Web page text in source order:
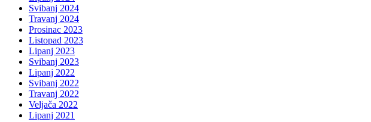
Svibanj 2024
Travanj 2024
Prosinac 2023
Listopad 2023
Lipanj 2023
Svibanj 2023
Lipanj 2022
Svibanj 2022
Travanj 2022
Veljača 2022
Lipanj 2021